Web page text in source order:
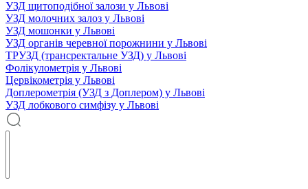
УЗД щитоподібної залози у Львові
УЗД молочних залоз у Львові
УЗД мошонки у Львові
УЗД органів черевної порожнини у Львові
ТРУЗД (трансректальне УЗД) у Львові
Фолікулометрія у Львові
Цервікометрія у Львові
Доплерометрія (УЗД з Доплером) у Львові
УЗД лобкового симфізу у Львові